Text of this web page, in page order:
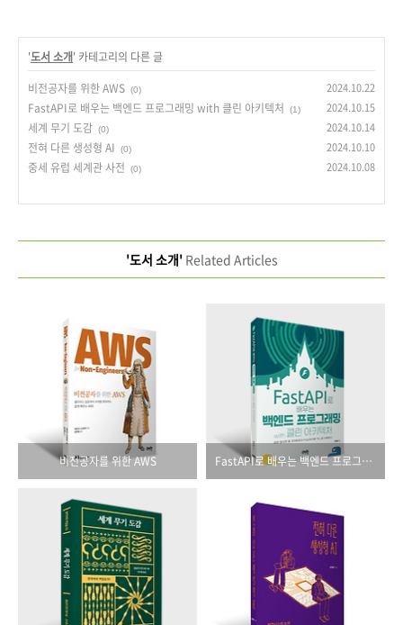
'도서 소개' 카테고리의 다른 글
비전공자를 위한 AWS (0) 2024.10.22
FastAPI로 배우는 백엔드 프로그래밍 with 클린 아키텍처 (1) 2024.10.15
세계 무기 도감 (0) 2024.10.14
전혀 다른 생성형 AI (0) 2024.10.10
중세 유럽 세계관 사전 (0) 2024.10.08
'도서 소개'Related Articles
비전공자를 위한 AWS FastAPI로 배우는 백엔드 프로그래밍 with 클린 아키텍처